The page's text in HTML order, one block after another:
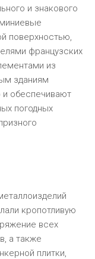
и знакового
поверхностью,
французских
из
зданиям
и обеспечивают
погодных
кропотливую
всех
а также
плитки,